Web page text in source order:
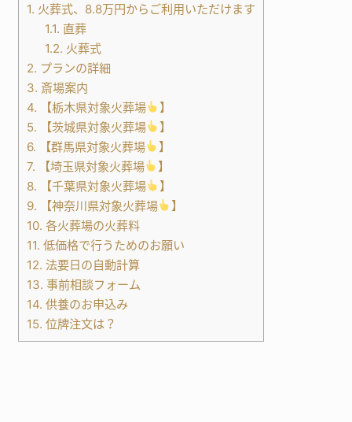
1. 火葬式、8.8万円からご利用いただけます
1.1. 直葬
1.2. 火葬式
2. プランの詳細
3. 斎場案内
4. 【栃木県対象火葬場
】
5. 【茨城県対象火葬場
】
6. 【群馬県対象火葬場
】
7. 【埼玉県対象火葬場
】
8. 【千葉県対象火葬場
】
9. 【神奈川県対象火葬場
】
10. 各火葬場の火葬料
11. 低価格で行うためのお願い
12. 法要日の自動計算
13. 事前相談フォーム
14. 供養のお申込み
15. 位牌注文は？